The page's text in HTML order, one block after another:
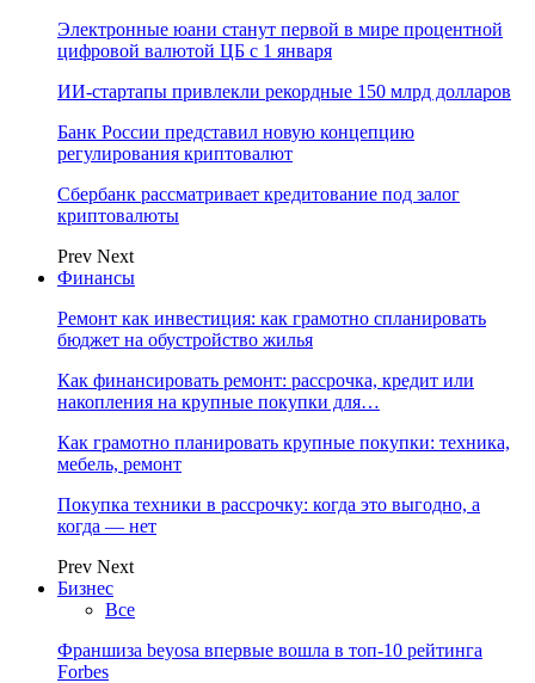
Электронные юани станут первой в мире процентной
цифровой валютой ЦБ с 1 января
ИИ-стартапы привлекли рекордные 150 млрд долларов
Банк России представил новую концепцию
регулирования криптовалют
Сбербанк рассматривает кредитование под залог
криптовалюты
Prev Next
Финансы
Ремонт как инвестиция: как грамотно спланировать
бюджет на обустройство жилья
Как финансировать ремонт: рассрочка, кредит или
накопления на крупные покупки для…
Как грамотно планировать крупные покупки: техника,
мебель, ремонт
Покупка техники в рассрочку: когда это выгодно, а
когда — нет
Prev Next
Бизнес
Все
Франшиза beyosa впервые вошла в топ-10 рейтинга
Forbes